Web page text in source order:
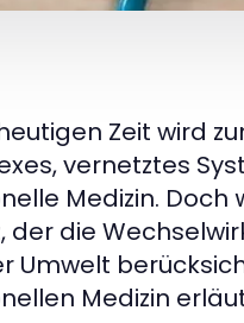
Zeit wird
vernetztes
Medizin. Doch
der die
Umwelt
Medizin